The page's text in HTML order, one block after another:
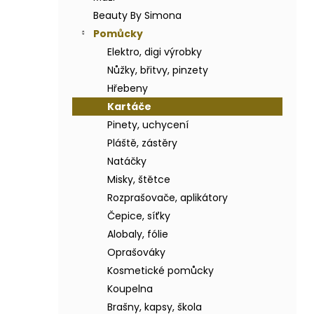
Beauty By Simona
Pomůcky
Elektro, digi výrobky
Nůžky, břitvy, pinzety
Hřebeny
Kartáče
Pinety, uchycení
Pláště, zástěry
Natáčky
Misky, štětce
Rozprašovače, aplikátory
Čepice, síťky
Alobaly, fólie
Oprašováky
Kosmetické pomůcky
Koupelna
Brašny, kapsy, škola
BODY BY SIMONA BANÁN ORGANICKÉ
RUČNĚ VYRÁBĚNÉ BAMBUCKÉ MÁSLO
200ML
749 Kč